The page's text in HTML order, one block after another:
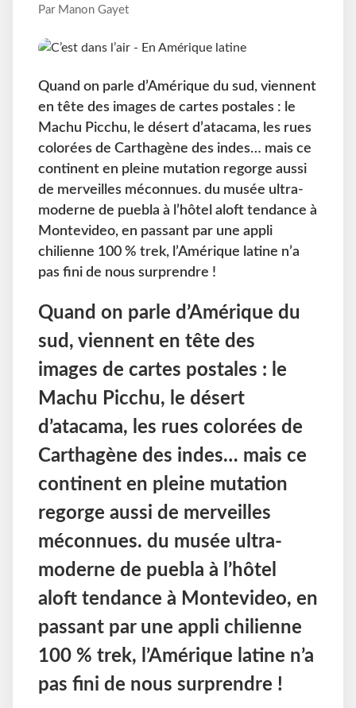
Par Manon Gayet
Quand on parle d’Amérique du sud, viennent
en tête des images de cartes postales : le
Machu Picchu, le désert d’atacama, les rues
colorées de Carthagène des indes… mais ce
continent en pleine mutation regorge aussi
de merveilles méconnues. du musée ultra-
moderne de puebla à l’hôtel aloft tendance à
Montevideo, en passant par une appli
chilienne 100 % trek, l’Amérique latine n’a
pas fini de nous surprendre !
Quand on parle d’Amérique du
sud, viennent en tête des
images de cartes postales : le
Machu Picchu, le désert
d’atacama, les rues colorées de
Carthagène des indes… mais ce
continent en pleine mutation
regorge aussi de merveilles
méconnues. du musée ultra-
moderne de puebla à l’hôtel
aloft tendance à Montevideo, en
passant par une appli chilienne
100 % trek, l’Amérique latine n’a
pas fini de nous surprendre !